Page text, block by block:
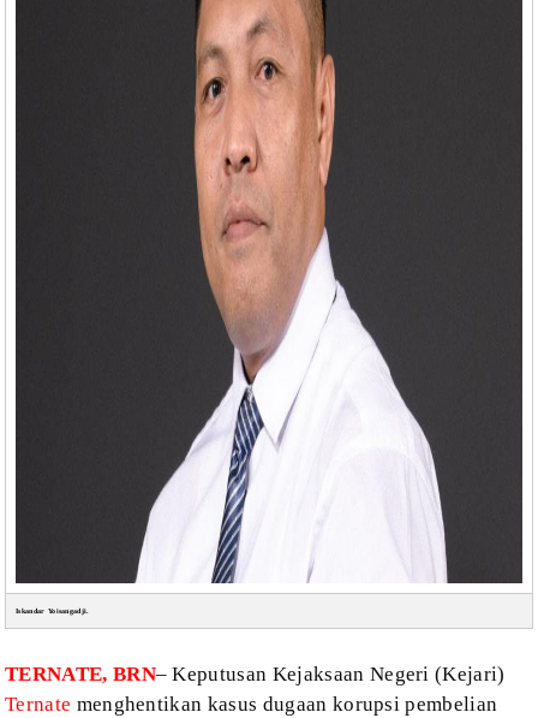
Iskandar Yoisangadji.
TERNATE, BRN– Keputusan Kejaksaan Negeri (Kejari)
Ternate menghentikan kasus dugaan korupsi pembelian